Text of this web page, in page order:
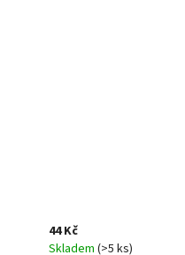
44 Kč
Skladem (>5 ks)